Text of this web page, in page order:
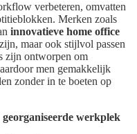
verbeteren, omvatten
Merken zoals
innovatieve home office
maar ook stijlvol passen
zijn ontworpen om
men gemakkelijk
zonder in te boeten op
werkplek